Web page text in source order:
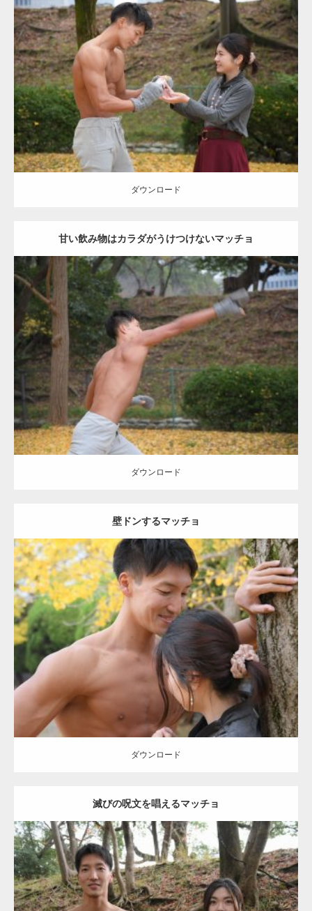
Update:2021.07.8
Category:公園のマッチョ その他 AKIHITO(細マッチョ) 上腕三頭筋
肩
ダウンロード
ダウンロード
甘い飲み物はカラダがうけつけないマッチョ
Update:2021.07.8
Category: 公園のマッチョ その他 AKIHITO(細マッチョ) 背中
ダウンロード
ダウンロード
壁ドンするマッチョ
Update: 2021.07.8
Category:公園のマッチョ その他 AKIHITO(細マッチョ) 大胸筋 肩 腹
筋
ダウンロード
ダウンロード
滅びの呪文を唱えるマッチョ
Update:2021.07.8
【YouTube】マッチョフリー素材メンバーが
ギネス世界記録…
【TV】TBS番組「ひるおび」にてマッスルプ
ラスが紹介されま…
TOKYO FMラジオ番組「ONE MORNING」